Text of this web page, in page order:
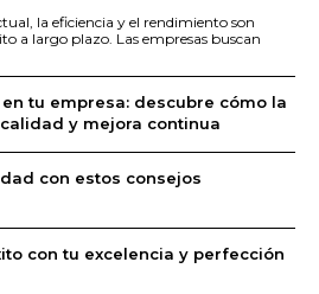
la eficiencia y el rendimiento son
a largo plazo. Las empresas buscan
tu empresa: descubre cómo la
y mejora continua
con estos consejos
con tu excelencia y perfección